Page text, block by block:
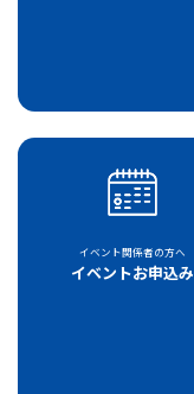
イベント関係者の方へ
イベントお申込み